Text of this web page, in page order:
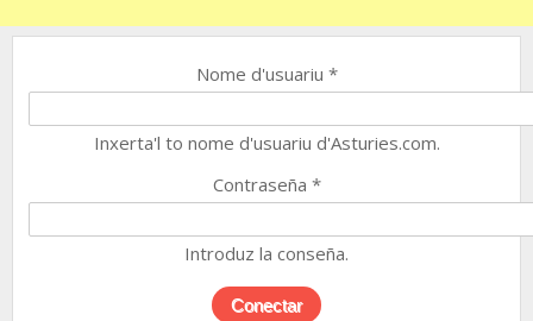
Nome d'usuariu *
Inxerta'l to nome d'usuariu d'Asturies.com.
Contraseña *
Introduz la conseña.